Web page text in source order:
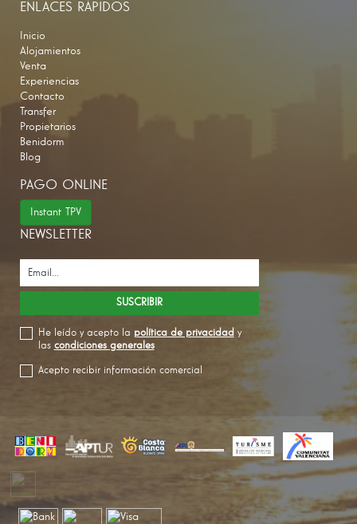
ENLACES RÁPIDOS
Inicio
Alojamientos
Venta
Experiencias
Contacto
Transfer
Propietarios
Benidorm
Blog
PAGO ONLINE
Instant TPV
NEWSLETTER
He leído y acepto la política de privacidad y
las condiciones generales
Acepto recibir información comercial